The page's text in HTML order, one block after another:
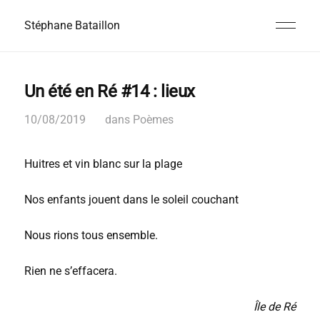
Stéphane Bataillon
Un été en Ré #14 : lieux
10/08/2019 dans Poèmes
Huitres et vin blanc sur la plage
Nos enfants jouent dans le soleil couchant
Nous rions tous ensemble.
Rien ne s’effacera.
Île de Ré